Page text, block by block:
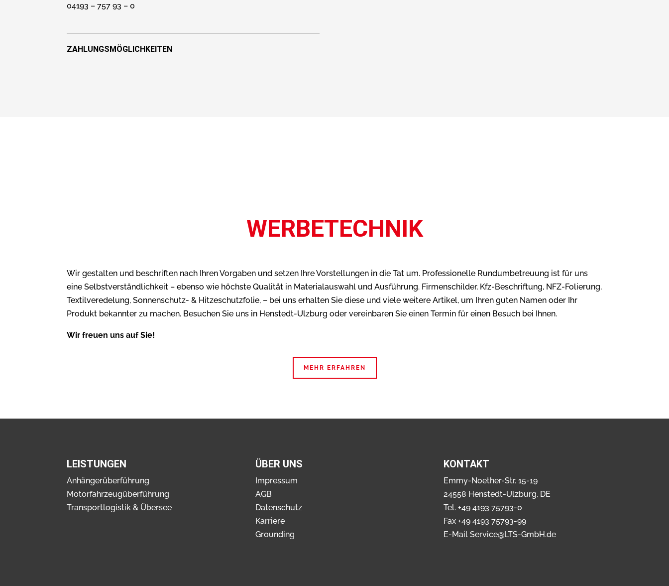
04193 – 757 93 – 0
ZAHLUNGSMÖGLICHKEITEN
WERBETECHNIK
Wir gestalten und beschriften nach Ihren Vorgaben und setzen Ihre Vorstellungen in die Tat um. Professionelle Rundumbetreuung ist für uns
eine Selbstverständlichkeit – ebenso wie höchste Qualität in Materialauswahl und Ausführung. Firmenschilder, Kfz-Beschriftung, NFZ-Folierung,
Textilveredelung, Sonnenschutz- & Hitzeschutzfolie, – bei uns erhalten Sie diese und viele weitere Artikel, um Ihren guten Namen oder Ihr
Produkt bekannter zu machen. Besuchen Sie uns in Henstedt-Ulzburg oder vereinbaren Sie einen Termin für einen Besuch bei Ihnen.
Wir freuen uns auf Sie!
MEHR ERFAHREN
LEISTUNGEN
Anhängerüberführung
Motorfahrzeugüberführung
Transportlogistik & Übersee
ÜBER UNS
Impressum
AGB
Datenschutz
Karriere
Grounding
KONTAKT
Emmy-Noether-Str. 15-19
24558 Henstedt-Ulzburg, DE
Tel. +49 4193 75793-0
Fax +49 4193 75793-99
E-Mail Service@LTS-GmbH.de